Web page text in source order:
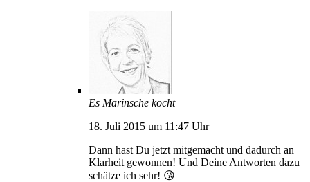
Es Marinsche kocht
18. Juli 2015 um 11:47 Uhr
Dann hast Du jetzt mitgemacht und dadurch an
Klarheit gewonnen! Und Deine Antworten dazu
schätze ich sehr! 😘